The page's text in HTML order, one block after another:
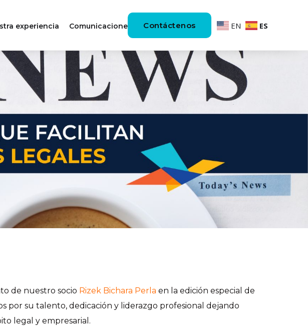
experiencia Comunicaciones Contáctenos EN ES
de nuestro socio Rizek Bichara Perla en la edición especial de
por su talento, dedicación y liderazgo profesional dejando
legal y empresarial.